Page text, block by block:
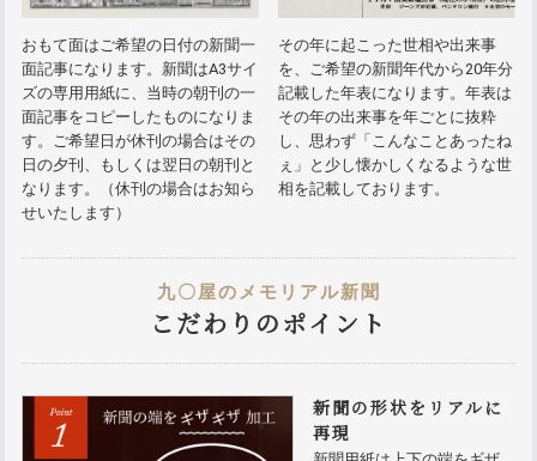
おもて面はご希望の日付の新聞一
面記事になります。新聞はA3サイ
ズの専用用紙に、当時の朝刊の一
面記事をコピーしたものになりま
す。ご希望日が休刊の場合はその
日の夕刊、もしくは翌日の朝刊と
なります。（休刊の場合はお知ら
せいたします）
その年に起こった世相や出来事
を、ご希望の新聞年代から20年分
記載した年表になります。年表は
その年の出来事を年ごとに抜粋
し、思わず「こんなことあったね
ぇ」と少し懐かしくなるような世
相を記載しております。
九〇屋のメモリアル新聞
こだわりのポイント
新聞の形状をリアルに
再現